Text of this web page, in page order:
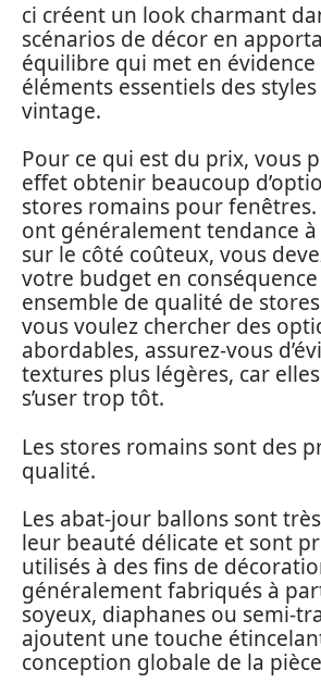
ci créent un look charmant
scénarios de décor en
équilibre qui met en évidence
éléments essentiels des
vintage.
Pour ce qui est du prix, vous
effet obtenir beaucoup
stores romains pour
ont généralement tendance
sur le côté coûteux, vous
votre budget en
ensemble de qualité de
vous voulez chercher des
abordables, assurez-vous
textures plus légères, car
s’user trop tôt.
Les stores romains sont des
qualité.
Les abat-jour ballons sont
leur beauté délicate et sont
utilisés à des fins de
généralement fabriqués à
soyeux, diaphanes ou semi-
ajoutent une touche
conception globale de la